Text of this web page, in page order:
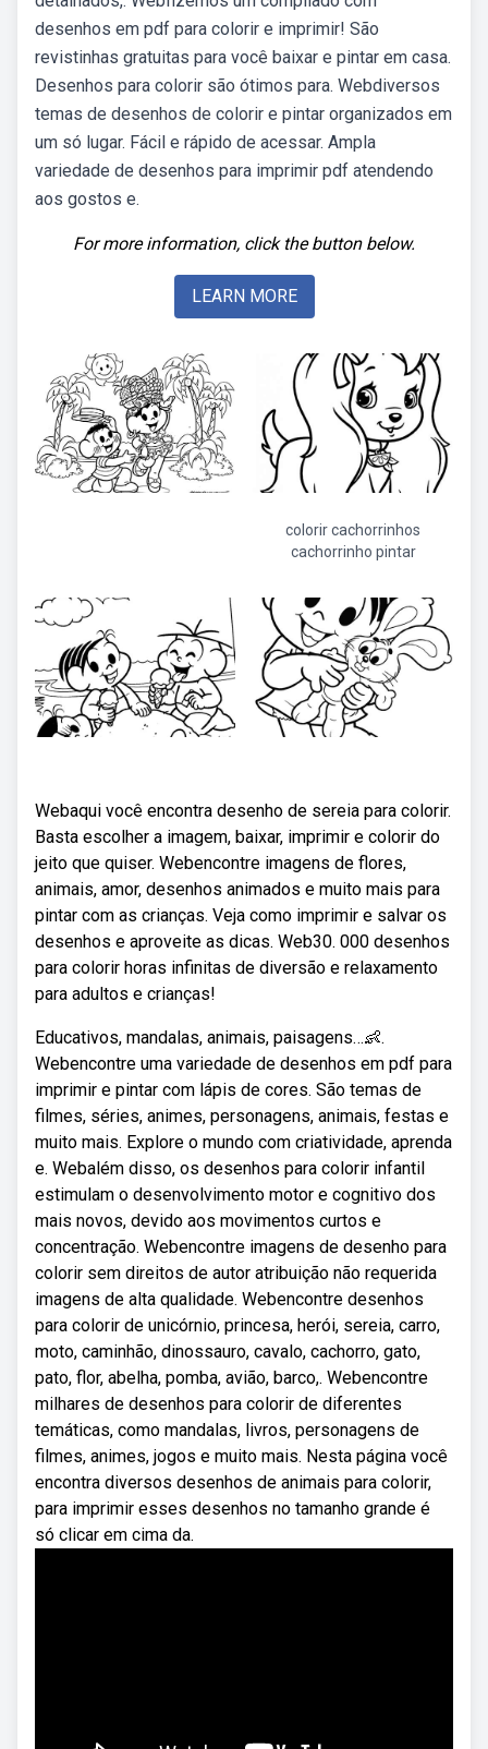
desenhos em pdf para colorir e imprimir! São
revistinhas gratuitas para você baixar e pintar em casa.
Desenhos para colorir são ótimos para. Webdiversos
temas de desenhos de colorir e pintar organizados em
um só lugar. Fácil e rápido de acessar. Ampla
variedade de desenhos para imprimir pdf atendendo
aos gostos e.
For more information, click the button below.
LEARN MORE
colorir cachorrinhos
cachorrinho pintar
Webaqui você encontra desenho de sereia para colorir.
Basta escolher a imagem, baixar, imprimir e colorir do
jeito que quiser. Webencontre imagens de flores,
animais, amor, desenhos animados e muito mais para
pintar com as crianças. Veja como imprimir e salvar os
desenhos e aproveite as dicas. Web30. 000 desenhos
para colorir horas infinitas de diversão e relaxamento
para adultos e crianças!
Educativos, mandalas, animais, paisagens…👶.
Webencontre uma variedade de desenhos em pdf para
imprimir e pintar com lápis de cores. São temas de
filmes, séries, animes, personagens, animais, festas e
muito mais. Explore o mundo com criatividade, aprenda
e. Webalém disso, os desenhos para colorir infantil
estimulam o desenvolvimento motor e cognitivo dos
mais novos, devido aos movimentos curtos e
concentração. Webencontre imagens de desenho para
colorir sem direitos de autor atribuição não requerida
imagens de alta qualidade. Webencontre desenhos
para colorir de unicórnio, princesa, herói, sereia, carro,
moto, caminhão, dinossauro, cavalo, cachorro, gato,
pato, flor, abelha, pomba, avião, barco,. Webencontre
milhares de desenhos para colorir de diferentes
temáticas, como mandalas, livros, personagens de
filmes, animes, jogos e muito mais. Nesta página você
encontra diversos desenhos de animais para colorir,
para imprimir esses desenhos no tamanho grande é
só clicar em cima da.